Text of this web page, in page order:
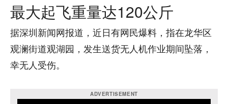
最大起飞重量达120公斤
据深圳新闻网报道，近日有网民爆料，指在龙华区
观澜街道观湖园，发生送货无人机作业期间坠落，
幸无人受伤。